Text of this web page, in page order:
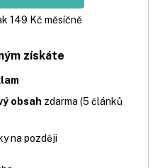
149 Kč měsíčně
získáte
obsah zdarma (5 článků
na později